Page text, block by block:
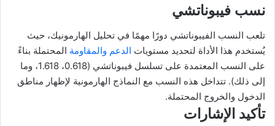
نسب فيبوناتشي
تلعب النسب الفيبوناتشي دورًا مهمًا في تحليل الهارمونيك، حيث
يُستخدم هذا الأداة لتحديد مستويات الدعم والمقاومة المحتملة بناءً
على النسب المعتمدة على تسلسل فيبوناتشي (0.618، 1.618، وما
إلى ذلك). تتداخل هذه النسب مع النماذج الهارمونية لإظهار مناطق
الدخول والخروج المحتملة.
تأكيد الإشارات